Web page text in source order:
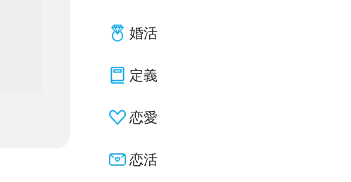
婚活
定義
恋愛
恋活